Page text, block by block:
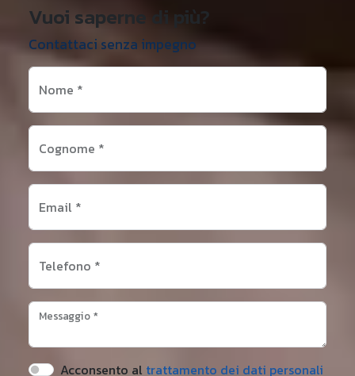
Vuoi saperne di più?
Contattaci senza impegno
Nome *
Cognome *
Email *
Telefono *
Messaggio*
Acconsento al trattamento dei dati personali